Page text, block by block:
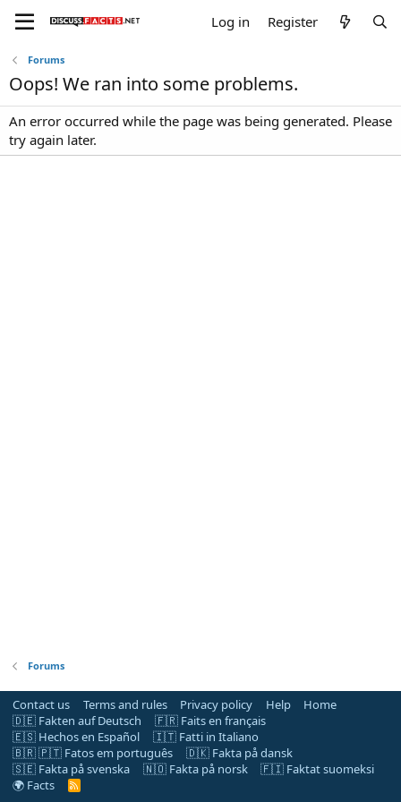
Log in Register
Forums
Oops! We ran into some problems.
An error occurred while the page was being generated. Please
try again later.
Forums
Contact us Terms and rules Privacy policy Help
Home
🇩🇪 Fakten auf Deutsch
🇫🇷 Faits en français
🇪🇸 Hechos en Español
🇮🇹 Fatti in Italiano
🇧🇷 🇵🇹 Fatos em português
🇩🇰 Fakta på dansk
🇸🇪 Fakta på svenska
🇳🇴 Fakta på norsk
🇫🇮 Faktat suomeksi
🌍 Facts
R